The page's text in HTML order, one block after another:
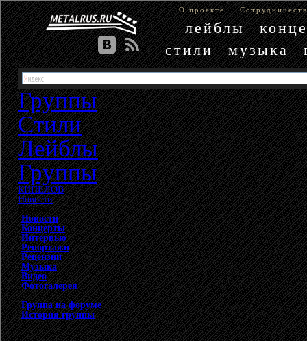
О проекте
лейблы
стили
музыка
Группы
Стили
Лейблы
Группы»
КИПЕЛОВ»
Новости
Группа
Новости
Концерты
Интервью
Репортажи
Рецензии
Музыка
Видео
Фотогалерея
Группа на форуме
История группы